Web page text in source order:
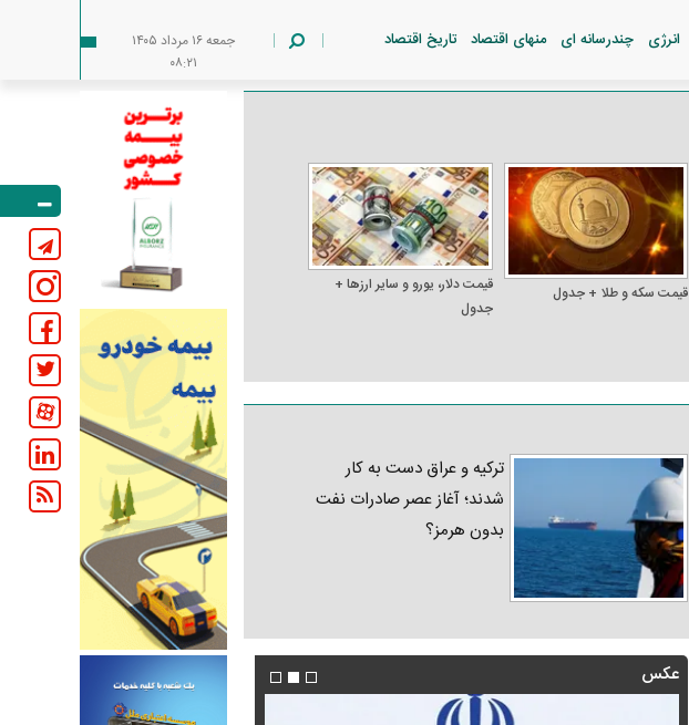
انرژی چندرسانه ای منهای اقتصاد تاریخ اقتصاد
جمعه ۱۶ مرداد ۱۴۰۵
۰۸:۲۱
قیمت سکه و طلا + جدول
قیمت دلار، یورو و سایر ارز‌ها +
جدول
ترکیه و عراق دست به کار
شدند؛ آغاز عصر صادرات نفت
بدون هرمز؟
عکس